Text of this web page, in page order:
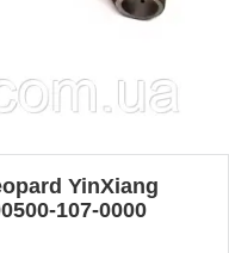
YinXiang
107-0000